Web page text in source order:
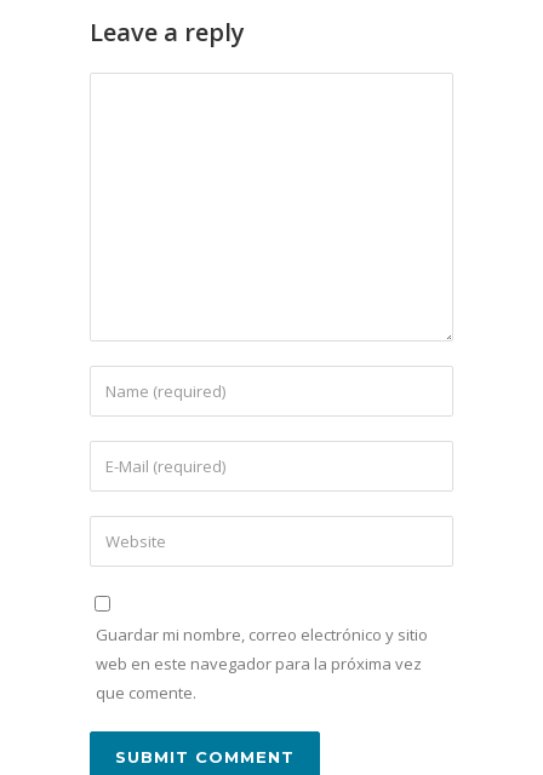
Leave a reply
Guardar mi nombre, correo electrónico y sitio
web en este navegador para la próxima vez
que comente.